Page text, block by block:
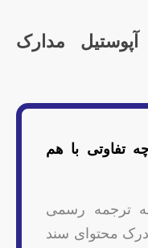
مدارک
تفاوتی با هم
ترجمه رسمی
محتوای سند